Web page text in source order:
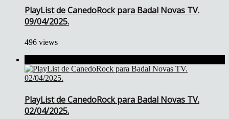
PlayList de CanedoRock para Badal Novas TV.
09/04/2025.
496 views
PlayList de CanedoRock para Badal Novas TV.
02/04/2025.